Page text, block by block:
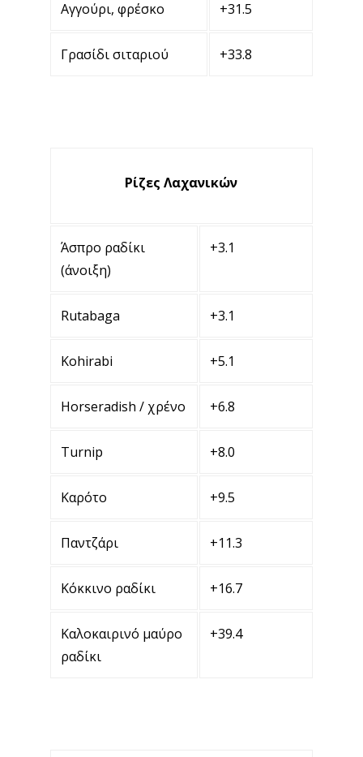
Αγγούρι, φρέσκο +31.5
Γρασίδι σιταριού +33.8
Ρίζες Λαχανικών
Άσπρο ραδίκι
(άνοιξη)
+3.1
Rutabaga +3.1
Kohirabi +5.1
Horseradish / χρένο +6.8
Turnip +8.0
Καρότο +9.5
Παντζάρι +11.3
Κόκκινο ραδίκι +16.7
Καλοκαιρινό μαύρο
ραδίκι
+39.4